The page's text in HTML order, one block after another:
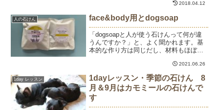
様が作られた馬油石けんをいただいて使
ってみたら、なるほどぉ～、しっとり♪早
速馬油を取り寄せて作っ...
2018.04.12
人の石けん face&body用とdogsoap
「dogsoapと人が使う石けんって何が違
うんですか？」と、よく聞かれます。基
本的な作り方は同じだし、材料もほぼほ
髪や皮膚よりも、犬の被毛や皮膚の方が
細くて薄くてデリケートなので、その辺
りを配慮して作って...
2021.06.26
1day レッスン
1dayレッスン・季節の石けん 8
月＆9月はカモミールの石けんで
す